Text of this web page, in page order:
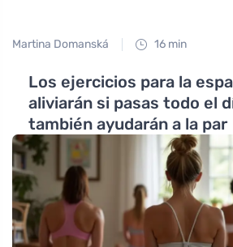
Martina Domanská 16 min
Los ejercicios para la
aliviarán si pasas todo el
también ayudarán a la par